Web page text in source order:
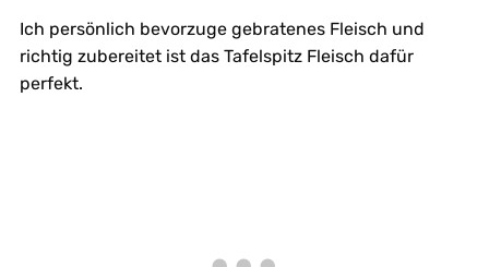
Ich persönlich bevorzuge gebratenes Fleisch und
richtig zubereitet ist das Tafelspitz Fleisch dafür
perfekt.